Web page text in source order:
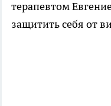
терапевтом
защитить себя от